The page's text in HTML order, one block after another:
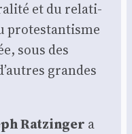
et du rela­ti­
pro­tes­tan­tisme
sous des
grandes
Rat­zin­ger a